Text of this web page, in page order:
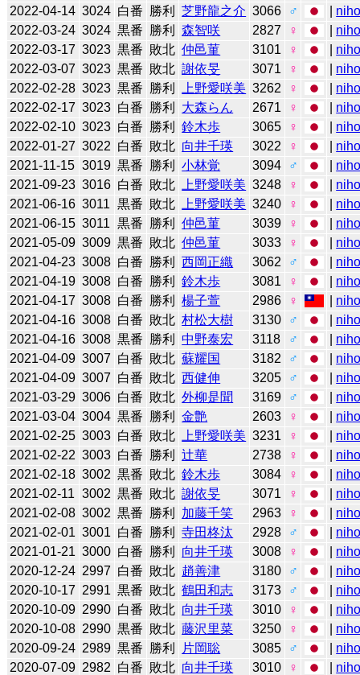
2022-04-14 3024 白番 勝利 芝野龍之介 3066 ♂
2022-03-24 3024 黒番 勝利 森智咲 2827 ♀
2022-03-17 3023 黒番 敗北 仲邑菫 3101 ♀
2022-03-07 3023 黒番 敗北 謝依旻 3071 ♀
2022-02-28 3023 黒番 勝利 上野愛咲美 3262 ♀
2022-02-17 3023 白番 勝利 大森らん 2671 ♀
2022-02-10 3023 白番 勝利 鈴木歩 3065 ♀
2022-01-27 3022 白番 敗北 向井千瑛 3022 ♀
2021-11-15 3019 黒番 勝利 小林覚 3094 ♂
2021-09-23 3016 白番 敗北 上野愛咲美 3248 ♀
2021-06-16 3011 黒番 敗北 上野愛咲美 3240 ♀
2021-06-15 3011 黒番 勝利 仲邑菫 3039 ♀
2021-05-09 3009 黒番 敗北 仲邑菫 3033 ♀
2021-04-23 3008 白番 勝利 西岡正織 3062 ♂
2021-04-19 3008 白番 勝利 鈴木歩 3081 ♀
2021-04-17 3008 白番 勝利 楊子萱 2986 ♀
2021-04-16 3008 白番 敗北 村松大樹 3130 ♂
2021-04-16 3008 黒番 勝利 中野泰宏 3118 ♂
2021-04-09 3007 白番 敗北 蘇耀国 3182 ♂
2021-04-09 3007 白番 敗北 西健伸 3205 ♂
2021-03-29 3006 白番 敗北 外柳是聞 3169 ♂
2021-03-04 3004 黒番 勝利 金艶 2603 ♀
2021-02-25 3003 白番 敗北 上野愛咲美 3231 ♀
2021-02-22 3003 白番 勝利 辻華 2738 ♀
2021-02-18 3002 黒番 敗北 鈴木歩 3084 ♀
2021-02-11 3002 黒番 敗北 謝依旻 3071 ♀
2021-02-08 3002 黒番 勝利 加藤千笑 2963 ♀
2021-02-01 3001 白番 勝利 寺田柊汰 2928 ♂
2021-01-21 3000 白番 勝利 向井千瑛 3008 ♀
2020-12-24 2997 白番 敗北 趙善津 3180 ♂
2020-10-17 2991 黒番 敗北 鶴田和志 3173 ♂
2020-10-09 2990 白番 敗北 向井千瑛 3010 ♀
2020-10-08 2990 黒番 敗北 藤沢里菜 3250 ♀
2020-09-24 2989 黒番 勝利 片岡聡 3085 ♂
2020-07-09 2982 白番 敗北 向井千瑛 3010 ♀